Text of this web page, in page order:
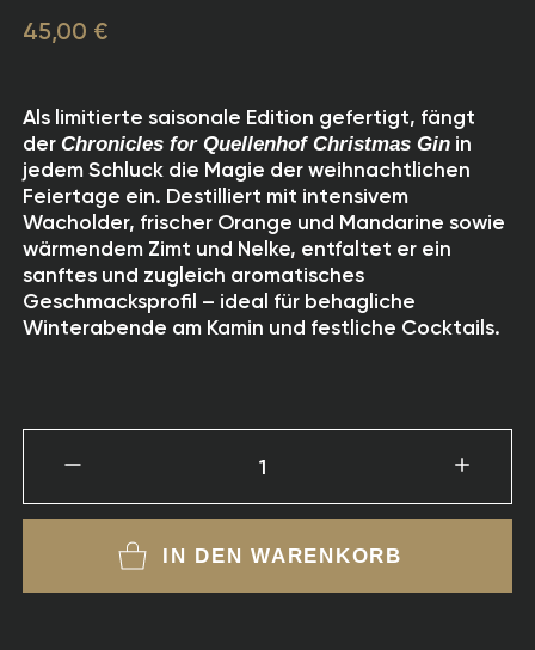
45,00 €
Als limitierte saisonale Edition gefertigt, fängt
der Chronicles for Quellenhof Christmas Ginin
jedem Schluck die Magie der weihnachtlichen
Feiertage ein. Destilliert mit intensivem
Wacholder, frischer Orange und Mandarine sowie
wärmendem Zimt und Nelke, entfaltet er ein
sanftes und zugleich aromatisches
Geschmacksprofil – ideal für behagliche
Winterabende am Kamin und festliche Cocktails.
1
IN DEN WARENKORB